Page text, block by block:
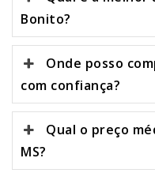
Bonito?
Onde posso
com confiança?
Qual o preço
MS?